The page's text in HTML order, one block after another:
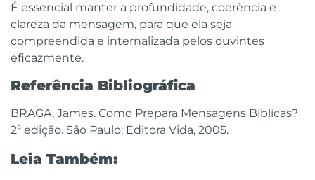
É essencial manter a profundidade, coerência e
clareza da mensagem, para que ela seja
compreendida e internalizada pelos ouvintes
eficazmente.
Referência Bibliográfica
BRAGA, James. Como Prepara Mensagens Bíblicas?
2ª edição. São Paulo: Editora Vida, 2005.
Leia Também: